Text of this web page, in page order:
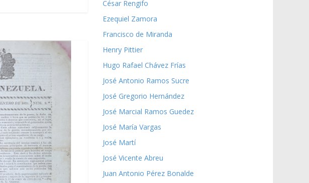
César Rengifo
Ezequiel Zamora
Francisco de Miranda
Henry Pittier
Hugo Rafael Chávez Frías
José Antonio Ramos Sucre
José Gregorio Hernández
José Marcial Ramos Guedez
José María Vargas
José Martí
José Vicente Abreu
Juan Antonio Pérez Bonalde